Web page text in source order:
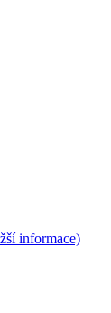
informace)